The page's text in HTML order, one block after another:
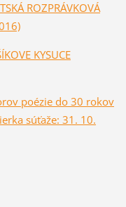
ROZPRÁVKOVÁ
KYSUCE
poézie do 30 rokov
súťaže: 31. 10.